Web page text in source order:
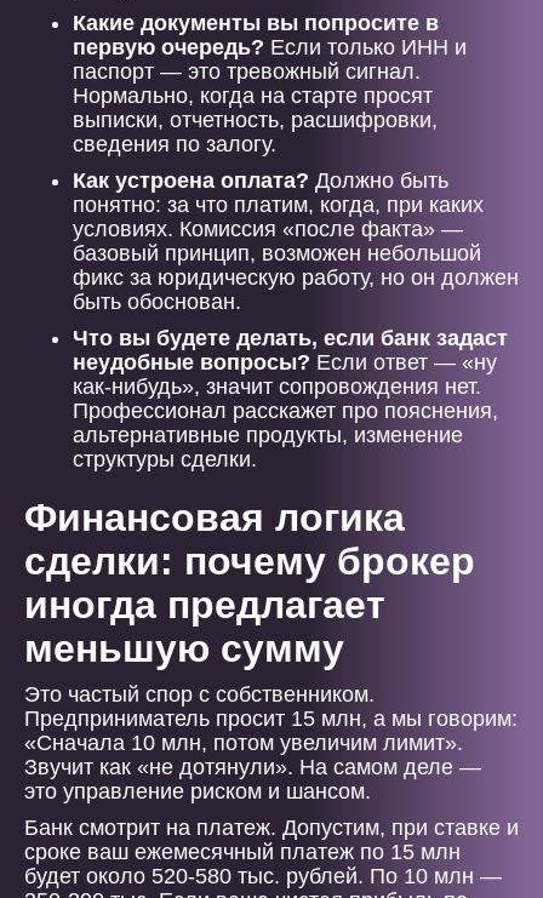
Какие документы вы попросите в
первую очередь? Если только ИНН и
паспорт — это тревожный сигнал.
Нормально, когда на старте просят
выписки, отчетность, расшифровки,
сведения по залогу.
Как устроена оплата? Должно быть
понятно: за что платим, когда, при каких
условиях. Комиссия «после факта» —
базовый принцип, возможен небольшой
фикс за юридическую работу, но он должен
быть обоснован.
Что вы будете делать, если банк задаст
неудобные вопросы? Если ответ — «ну
как-нибудь», значит сопровождения нет.
Профессионал расскажет про пояснения,
альтернативные продукты, изменение
структуры сделки.
Финансовая логика
сделки: почему брокер
иногда предлагает
меньшую сумму
Это частый спор с собственником.
Предприниматель просит 15 млн, а мы говорим:
«Сначала 10 млн, потом увеличим лимит».
Звучит как «не дотянули». На самом деле —
это управление риском и шансом.
Банк смотрит на платеж. Допустим, при ставке и
сроке ваш ежемесячный платеж по 15 млн
будет около 520-580 тыс. рублей. По 10 млн —